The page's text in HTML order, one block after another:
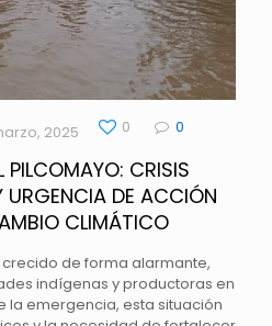
2025 0 0
PILCOMAYO: CRISIS
URGENCIA DE ACCIÓN
CLIMÁTICO
crecido de forma alarmante,
indígenas y productoras en
la emergencia, esta situación